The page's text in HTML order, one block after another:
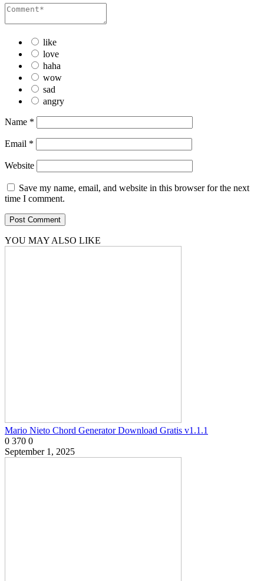
like
love
haha
wow
sad
angry
Name *
Email *
Website
Save my name, email, and website in this browser for the next
time I comment.
YOU MAY ALSO LIKE
Mario Nieto Chord Generator Download Gratis v1.1.1
0 370 0
September 1, 2025